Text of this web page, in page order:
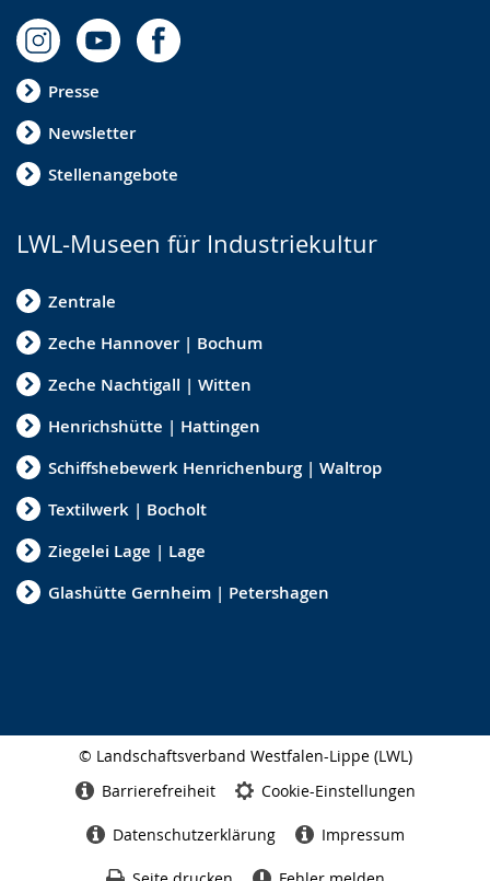
Presse
Newsletter
Stellenangebote
LWL-Museen für Industriekultur
Zentrale
Zeche Hannover | Bochum
Zeche Nachtigall | Witten
Henrichshütte | Hattingen
Schiffshebewerk Henrichenburg | Waltrop
Textilwerk | Bocholt
Ziegelei Lage | Lage
Glashütte Gernheim | Petershagen
© Landschaftsverband Westfalen-Lippe (LWL)
Barrierefreiheit Cookie-Einstellungen
Datenschutzerklärung Impressum